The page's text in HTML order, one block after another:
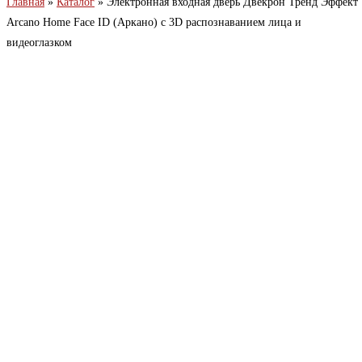
Arcano Home Face ID (Аркано) с 3D распознаванием лица и
видеоглазком